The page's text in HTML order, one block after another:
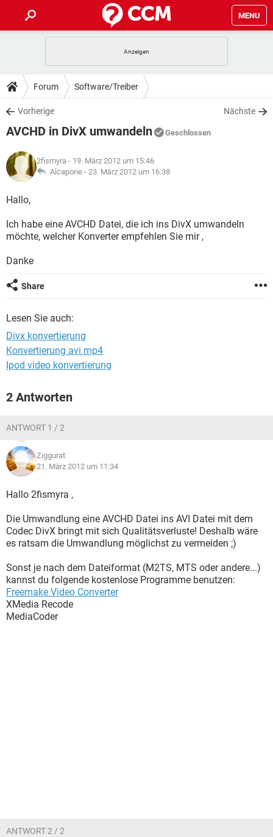
MENU
ANDROID IOS
WINDOWS 10
WHATSAPP TIKTOK
FACEBOOK
TIPPS & TRICKS
SPIELE
WHATSAPP TIKTOK
FACEBOOK
DOWNLOADS
SPIELE STREAMING
ANDROID
WINDOWS 10 INSTAGRAM
WHATSAPP
SPIELE STREAMING
ANDROID
WINDOWS 10
WHATSAPP TIKTOK
LEXIKON
SPIELE
WINDOWS 10 INSTAGRAM
WHATSAPP
FACEBOOK
Forum Software/Treiber
Vorherige Nächste
AVCHD in DivX umwandeln Geschlossen
2fismyra - 19. März 2012 um 15:46
Alcapone - 23. März 2012 um 16:38
Hallo,
Ich habe eine AVCHD Datei, die ich ins DivX umwandeln
möchte, welcher Konverter empfehlen Sie mir ,
Danke
Share
Lesen Sie auch:
Divx konvertierung
Konvertierung avi mp4
Ipod video konvertierung
2 Antworten
ANTWORT 1 / 2
Ziggurat
21. März 2012 um 11:34
Hallo 2fismyra ,
Die Umwandlung eine AVCHD Datei ins AVI Datei mit dem
Codec DivX bringt mit sich Qualitätsverluste! Deshalb wäre
es ratsam die Umwandlung möglichst zu vermeiden ;)
Sonst je nach dem Dateiformat (M2TS, MTS oder andere...)
kannst du folgende kostenlose Programme benutzen:
Freemake Video Converter
XMedia Recode
MediaCoder
ANTWORT 2 / 2